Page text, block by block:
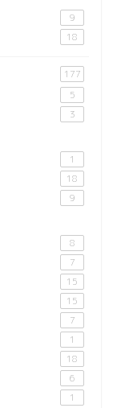
9
18
177
5
3
1
18
9
8
7
15
15
7
1
18
6
1